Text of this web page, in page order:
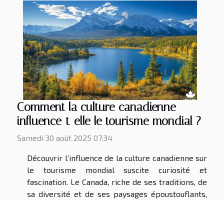
Comment la culture canadienne
influence-t-elle le tourisme mondial ?
Samedi 30 août 2025 07:34
Découvrir l’influence de la culture canadienne sur
le tourisme mondial suscite curiosité et
fascination. Le Canada, riche de ses traditions, de
sa diversité et de ses paysages époustouflants,